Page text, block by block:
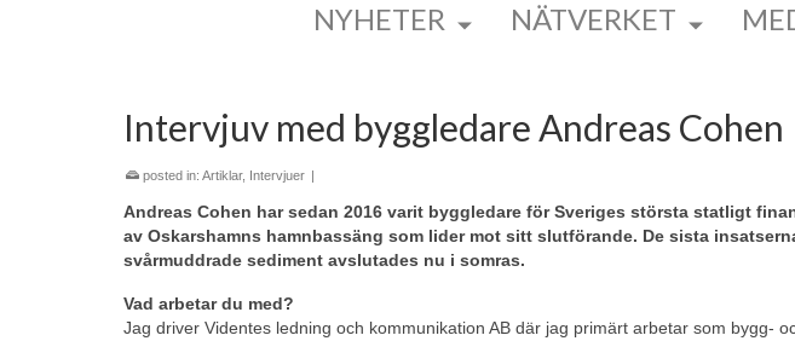
NYHETER NÄTVERKET
Intervjuv med byggledare Andreas Cohen
posted in: Artiklar, Intervjuer |
Andreas Cohen har sedan 2016 varit byggledare för Sveriges största statligt
av Oskarshamns hamnbassäng som lider mot sitt slutförande. De sista
svårmuddrade sediment avslutades nu i somras.
Vad arbetar du med?
Jag driver Videntes ledning och kommunikation AB där jag primärt arbetar som bygg-